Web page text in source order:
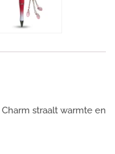
straalt warmte en